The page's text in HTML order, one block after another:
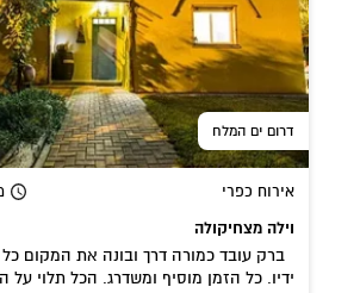
דרום ים המלח
אירוח כפרי
וילה מצחיקולה
ברק עובד כמורה דרך ובונה את המקום
ידיו. כל הזמן מוסיף ומשדרג. הכל תלוי על